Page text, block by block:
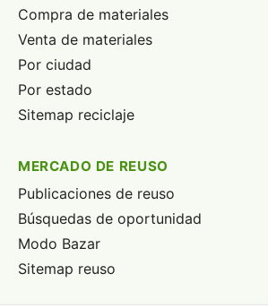
Compra de materiales
Venta de materiales
Por ciudad
Por estado
Sitemap reciclaje
MERCADO DE REUSO
Publicaciones de reuso
Búsquedas de oportunidad
Modo Bazar
Sitemap reuso